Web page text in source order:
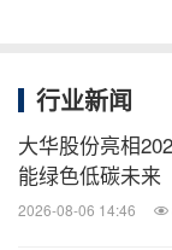
过去170多年
再证明，每一
边界的拓宽。
行业新闻
大华股份亮相
能绿色低碳未来
2026-08-06 14:46